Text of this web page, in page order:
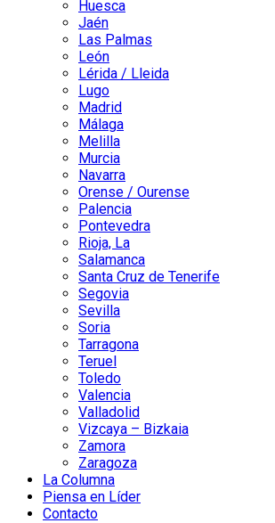
Huesca
Jaén
Las Palmas
León
Lérida / Lleida
Lugo
Madrid
Málaga
Melilla
Murcia
Navarra
Orense / Ourense
Palencia
Pontevedra
Rioja, La
Salamanca
Santa Cruz de Tenerife
Segovia
Sevilla
Soria
Tarragona
Teruel
Toledo
Valencia
Valladolid
Vizcaya – Bizkaia
Zamora
Zaragoza
La Columna
Piensa en Líder
Contacto